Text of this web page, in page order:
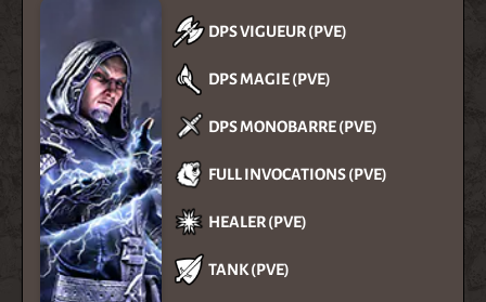
DPS VIGUEUR (PVE)
DPS MAGIE (PVE)
DPS MONOBARRE (PVE)
FULL INVOCATIONS (PVE)
HEALER (PVE)
TANK (PVE)